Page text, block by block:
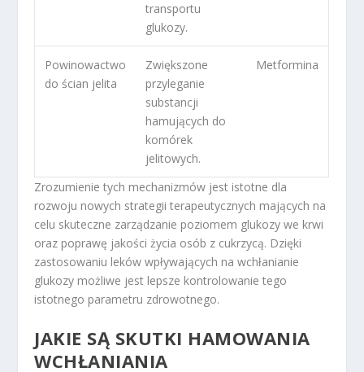
transportu
glukozy.
Powinowactwo
do ścian jelita
Zwiększone
przyleganie
substancji
hamujących do
komórek
jelitowych.
Metformina
Zrozumienie tych mechanizmów jest istotne dla
rozwoju nowych strategii terapeutycznych mających na
celu skuteczne zarządzanie poziomem glukozy we krwi
oraz poprawę jakości życia osób z cukrzycą. Dzięki
zastosowaniu leków wpływających na wchłanianie
glukozy możliwe jest lepsze kontrolowanie tego
istotnego parametru zdrowotnego.
JAKIE SĄ SKUTKI HAMOWANIA
WCHŁANIANIA